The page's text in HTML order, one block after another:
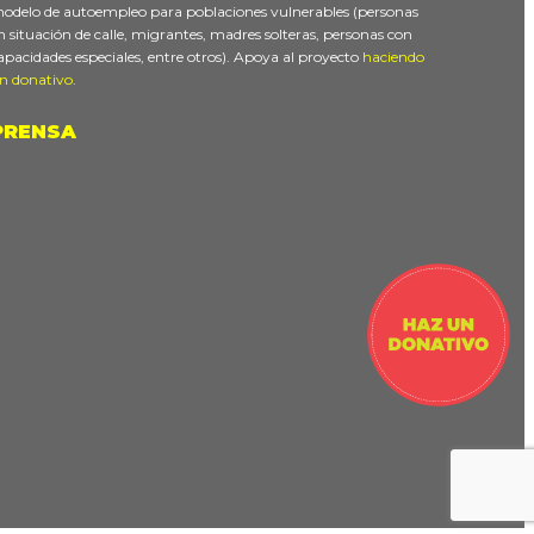
de autoempleo para poblaciones vulnerables (personas
situación de calle, migrantes, madres solteras, personas con
especiales, entre otros). Apoya al proyecto haciendo
donativo